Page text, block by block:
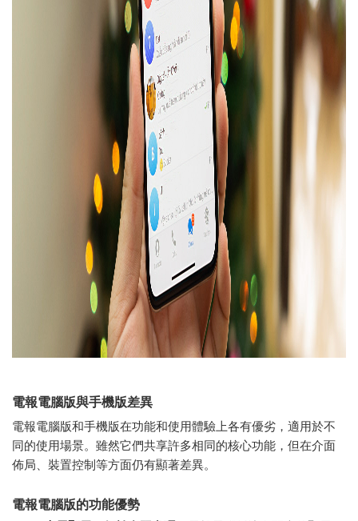
電報電腦版與手機版差異
電報電腦版和手機版在功能和使用體驗上各有優劣，適用於不
同的使用場景。雖然它們共享許多相同的核心功能，但在介面
佈局、裝置控制等方面仍有顯著差異。
電報電腦版的功能優勢